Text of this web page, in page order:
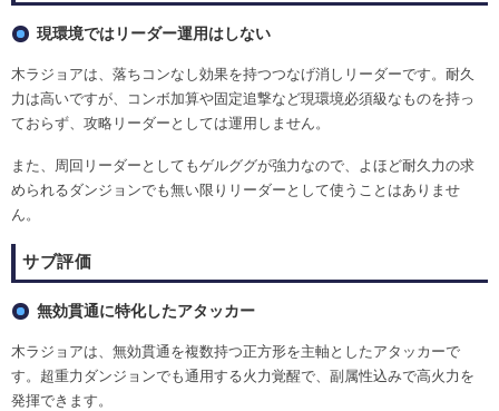
現環境ではリーダー運用はしない
木ラジョアは、落ちコンなし効果を持つつなげ消しリーダーです。耐久
力は高いですが、コンボ加算や固定追撃など現環境必須級なものを持っ
ておらず、攻略リーダーとしては運用しません。
また、周回リーダーとしてもゲルググが強力なので、よほど耐久力の求
められるダンジョンでも無い限りリーダーとして使うことはありませ
ん。
サブ評価
無効貫通に特化したアタッカー
木ラジョアは、無効貫通を複数持つ正方形を主軸としたアタッカーで
す。超重力ダンジョンでも通用する火力覚醒で、副属性込みで高火力を
発揮できます。